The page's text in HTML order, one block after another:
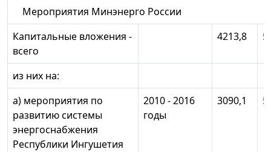
Мероприятия Минэнерго России
Капитальные вложения -
всего
4213,8
из них на:
а) мероприятия по
развитию системы
энергоснабжения
Республики Ингушетия
2010 - 2016
годы
3090,1